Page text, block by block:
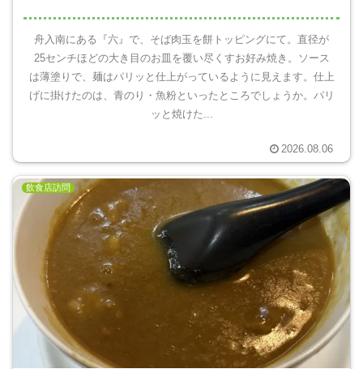
舟入南にある『六』で、そば肉玉を餅トッピングにて。直径が
25センチほどの大き目のお皿を覆い尽くすお好み焼き。ソース
は薄塗りで、麺はパリッと仕上がっているように見えます。仕上
げに掛けたのは、青のり・魚粉といったところでしょうか。パリ
ッと焼けた...
2026.08.06
飲食店訪問